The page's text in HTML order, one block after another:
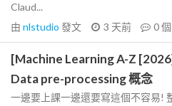
Claud...
由 nlstudio 發文 3 天前 0
[Machine Learning A-Z
Data pre-processing 概念
一邊要上課一邊還要寫這個不容易!